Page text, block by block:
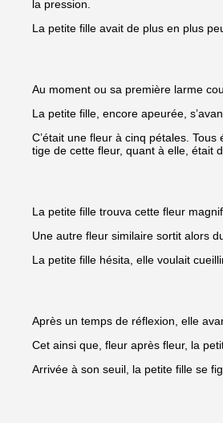
la pression.
La petite fille avait de plus en plus
Au moment ou sa première larme
La petite fille, encore apeurée,
C’était une fleur à cinq pétales.
tige de cette fleur, quant à elle, était
La petite fille trouva cette fleur
Une autre fleur similaire sortit alors
La petite fille hésita, elle voulait
Après un temps de réflexion, elle
Cet ainsi que, fleur après fleur, la
Arrivée à son seuil, la petite fille se